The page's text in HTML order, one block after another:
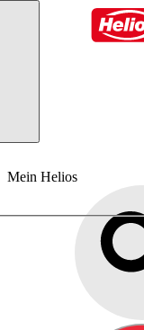
Mein Helios